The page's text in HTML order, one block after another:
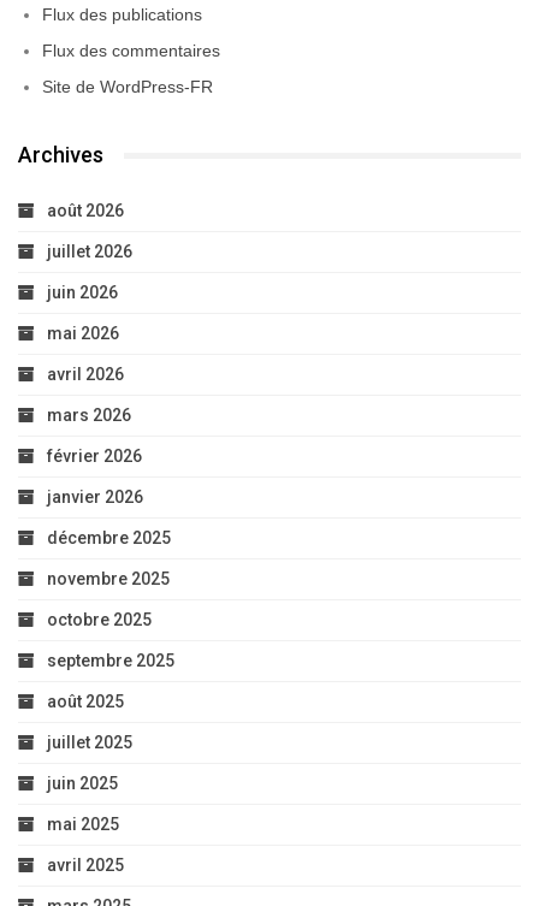
Flux des publications
Flux des commentaires
Site de WordPress-FR
Archives
août 2026
juillet 2026
juin 2026
mai 2026
avril 2026
mars 2026
février 2026
janvier 2026
décembre 2025
novembre 2025
octobre 2025
septembre 2025
août 2025
juillet 2025
juin 2025
mai 2025
avril 2025